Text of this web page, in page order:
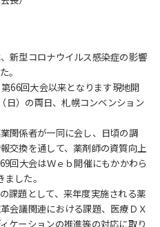
新型コロナウイルス感染症の影響
。
66回大会以来となります現地開
日）の両日、札幌コンベンション
関係者が一同に会し、日頃の調
交換を通して、薬剤師の資質向上
回大会はＷｅｂ開催にもかかわら
した。
課題として、来年度実施される薬
会議関連における課題、医療ＤＸ
ケーションの推進等の対応に取り